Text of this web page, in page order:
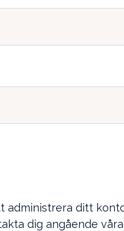
administrera ditt
dig angående